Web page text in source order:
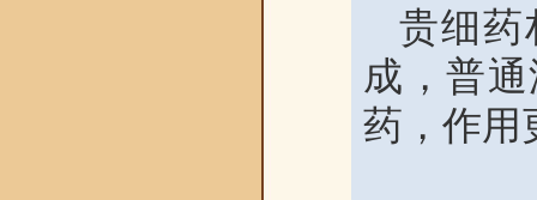
贵细药
成，普
药，作用